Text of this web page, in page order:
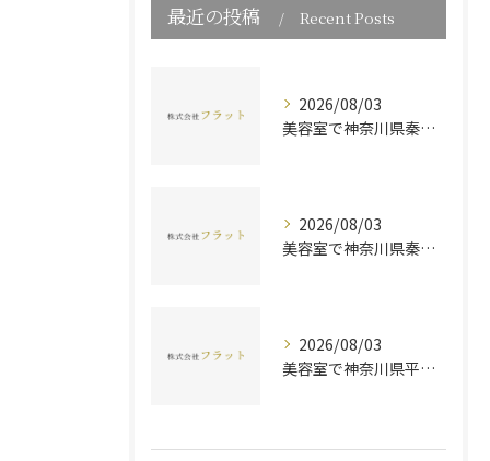
最近の投稿 Recent Posts
2026/08/03
美容室で神奈川県秦野市の美容師としてメンズ特化サロン求人を探すコツと魅力徹底ガイド
2026/08/03
美容室で神奈川県秦野市の9が叶える美容師とメンズサロン転職の最新事情
2026/08/03
美容室で神奈川県平塚市のママ美容師がパート勤務しやすい働き方やメリットを徹底解説